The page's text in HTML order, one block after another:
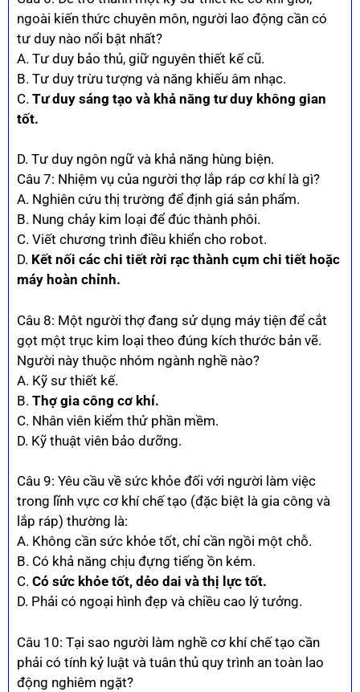
ngoài kiến thức chuyên môn, người lao động cần có
tư duy nào nổi bật nhất?
A. Tư duy bảo thủ, giữ nguyên thiết kế cũ.
B. Tư duy trừu tượng và năng khiếu âm nhạc.
C. Tư duy sáng tạo và khả năng tư duy không gian
tốt.
D. Tư duy ngôn ngữ và khả năng hùng biện.
Câu 7: Nhiệm vụ của người thợ lắp ráp cơ khí là gì?
A. Nghiên cứu thị trường để định giá sản phẩm.
B. Nung chảy kim loại để đúc thành phôi.
C. Viết chương trình điều khiển cho robot.
D. Kết nối các chi tiết rời rạc thành cụm chi tiết hoặc
máy hoàn chỉnh.
Câu 8: Một người thợ đang sử dụng máy tiện để cắt
gọt một trục kim loại theo đúng kích thước bản vẽ.
Người này thuộc nhóm ngành nghề nào?
A. Kỹ sư thiết kế.
B. Thợ gia công cơ khí.
C. Nhân viên kiểm thử phần mềm.
D. Kỹ thuật viên bảo dưỡng.
Câu 9: Yêu cầu về sức khỏe đối với người làm việc
trong lĩnh vực cơ khí chế tạo (đặc biệt là gia công và
lắp ráp) thường là:
A. Không cần sức khỏe tốt, chỉ cần ngồi một chỗ.
B. Có khả năng chịu đựng tiếng ồn kém.
C. Có sức khỏe tốt, dẻo dai và thị lực tốt.
D. Phải có ngoại hình đẹp và chiều cao lý tưởng.
Câu 10: Tại sao người làm nghề cơ khí chế tạo cần
phải có tính kỷ luật và tuân thủ quy trình an toàn lao
động nghiêm ngặt?